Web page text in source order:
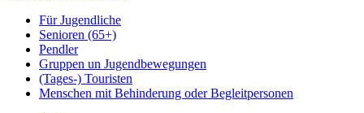
Für Jugendliche
Senioren (65+)
Pendler
Gruppen un Jugendbewegungen
(Tages-) Touristen
Menschen mit Behinderung oder Begleitpersonen